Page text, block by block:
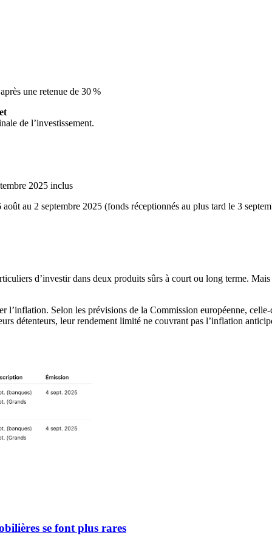
une retenue de 30 %
de l’investissement.
2025 inclus
août au 2 septembre 2025 (fonds réceptionnés au plus tard le 3
d’investir dans deux produits sûrs à court ou long terme.
l’inflation. Selon les prévisions de la Commission européenne,
détenteurs, leur rendement limité ne couvrant pas l’inflation
se font plus rares